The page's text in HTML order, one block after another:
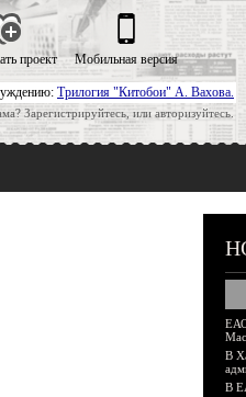
Трилогия "Китобои" А. Вахова.
Зарегистрируйтесь, или авторизуйтесь.
проект Мобильная версия
В
В